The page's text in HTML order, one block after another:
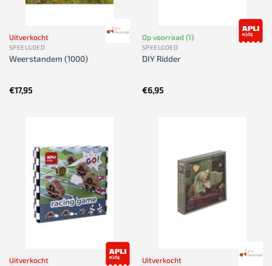
Uitverkocht
SPEELGOED
Weerstandem (1000)
€17,95
Op voorraad (1)
SPEELGOED
DIY Ridder
€6,95
Uitverkocht Uitverkocht